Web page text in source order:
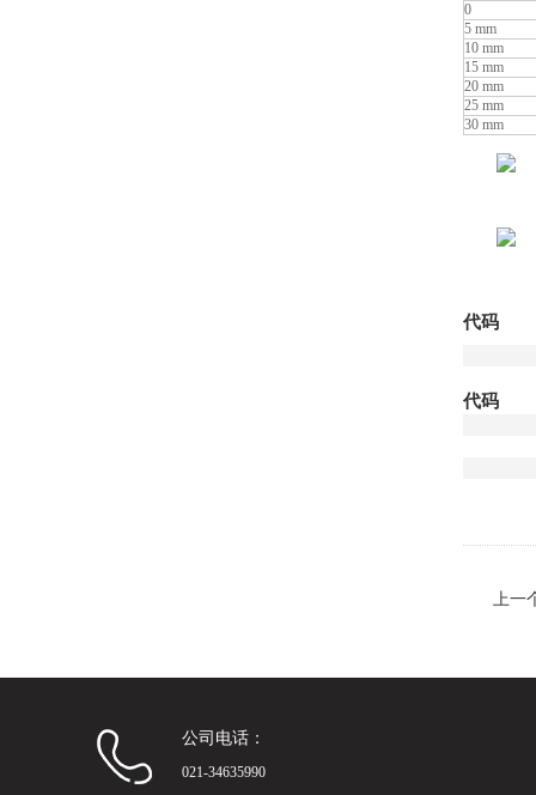
0
5 mm
10 mm
15 mm
20 mm
25 mm
30 mm
代码
代码
上一
公司电话：
021-34635990